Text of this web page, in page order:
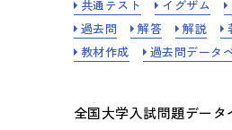
共通テスト イグザム
過去問
解答 解説
教材作成
過去問データ
全国大学入試問題データ